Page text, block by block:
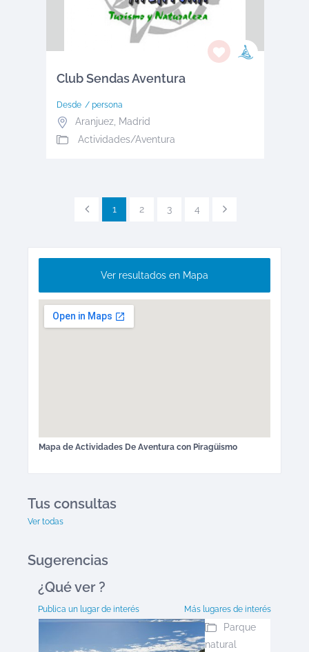
Club Sendas Aventura
Desde / persona
Aranjuez, Madrid
Actividades/Aventura
1 2 3 4
Ver resultados en Mapa
Mapa de Actividades De Aventura con Piragüismo
Tus consultas
Ver todas
Sugerencias
¿Qué ver ?
Publica un lugar de interés Más lugares de interés
Parque
natural